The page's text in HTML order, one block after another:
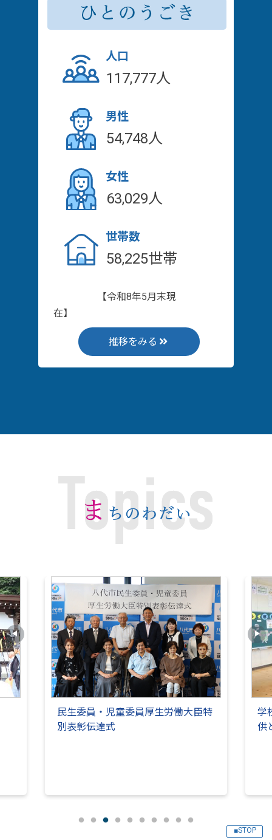
人口
117,777人
男性
54,748人
女性
63,029人
世帯数
58,225世帯
【令和8年5月末現
在】
推移をみる
民生委員・児童委員厚生労働大臣特
別表彰伝達式
学
供
■STOP